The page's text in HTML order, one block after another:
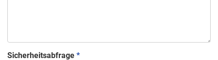
Sicherheitsabfrage *